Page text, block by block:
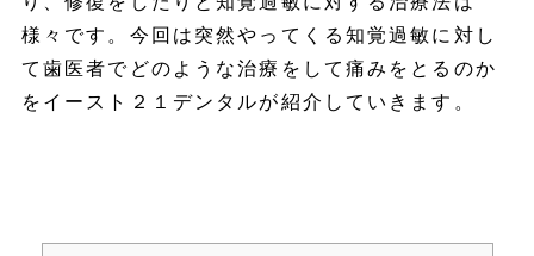
様々です。今回は突然やってくる知覚過敏に対し
て歯医者でどのような治療をして痛みをとるのか
をイースト２１デンタルが紹介していきます。